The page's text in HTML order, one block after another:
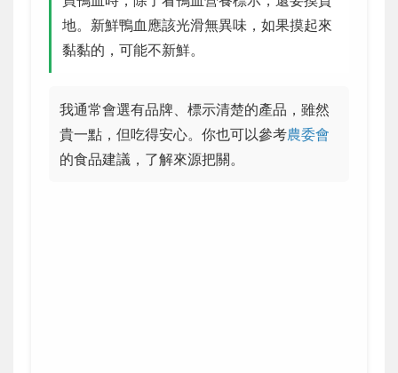
地。新鮮鴨血應該光滑無異味，如果摸起來
黏黏的，可能不新鮮。
我通常會選有品牌、標示清楚的產品，雖然
貴一點，但吃得安心。你也可以參考農委會
的食品建議，了解來源把關。